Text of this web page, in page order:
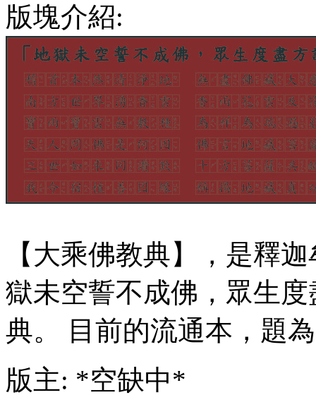
版塊介紹:
【大乘佛教典】，是釋
獄未空誓不成佛，眾生
典。 目前的流通本，題
版主: *空缺中*